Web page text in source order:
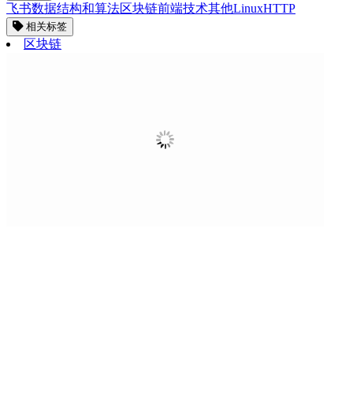
飞书数据结构和算法区块链前端技术其他LinuxHTTP
相关标签
区块链